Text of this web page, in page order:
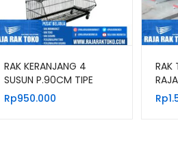
RAK KERANJANG 4
SUSUN P.90CM TIPE
RKS90 WARNA HITAM &
PUTIH
Rp950.000
RAK
Rp